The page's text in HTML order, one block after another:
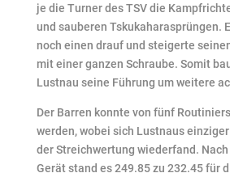
je die Turner des TSV die
und sauberen Tskukaharasprüngen.
noch einen drauf und steigerte
mit einer ganzen Schraube. Somit
Lustnau seine Führung um weitere
Der Barren konnte von fünf
werden, wobei sich Lustnaus
der Streichwertung wiederfand.
Gerät stand es 249.85 zu 232.45 für